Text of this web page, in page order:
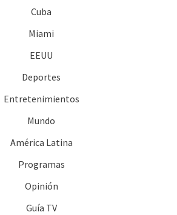
Cuba
Miami
EEUU
Deportes
Entretenimientos
Mundo
América Latina
Programas
Opinión
Guía TV